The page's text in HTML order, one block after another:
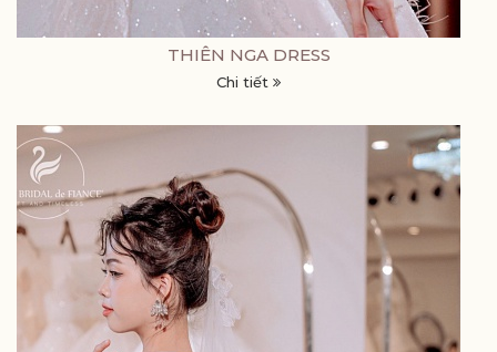
THIÊN NGA DRESS
Chi tiết